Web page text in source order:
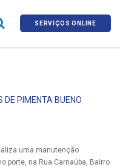
SERVIÇOS ONLINE
PIMENTA BUENO
uma manutenção
porte, na Rua Carnaúba, Bairro